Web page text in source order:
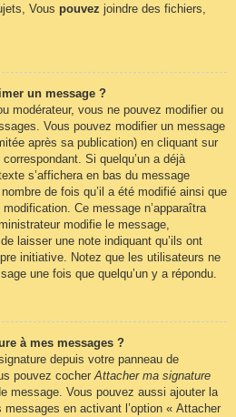
Vous pouvez joindre des fichiers,
un message ?
modérateur, vous ne pouvez modifier ou
Vous pouvez modifier un message
après sa publication) en cliquant sur
Si quelqu’un a déjà
s’affichera en bas du message
de fois qu’il a été modifié ainsi que
modification. Ce message n’apparaîtra
modifie le message,
laisser une note indiquant qu’ils ont
initiative. Notez que les utilisateurs ne
une fois que quelqu’un y a répondu.
à mes messages ?
depuis votre panneau de
pouvez cocherAttacher ma signature
message. Vous pouvez aussi ajouter la
en activant l’option « Attacher